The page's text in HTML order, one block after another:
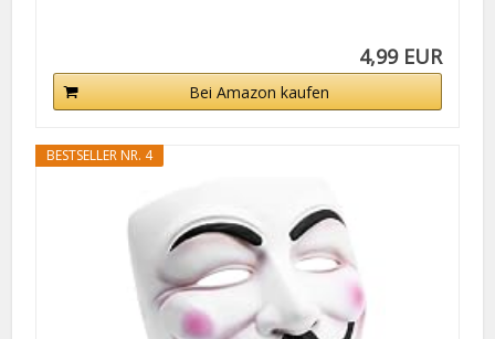
4,99 EUR
Bei Amazon kaufen
BESTSELLER NR. 4